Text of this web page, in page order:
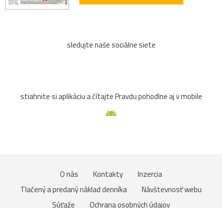
sledujte naše sociálne siete
stiahnite si aplikáciu a čítajte Pravdu pohodlne aj v mobile
O nás Kontakty
Inzercia
Tlačený a predaný náklad denníka
Návštevnosť webu
Súťaže
Ochrana osobných údajov